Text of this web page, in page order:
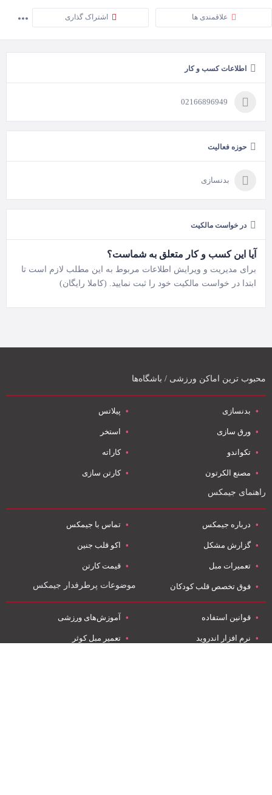
علاقمندی ها اشتراک گذاری
اطلاعات کسب و کار
02166896949
حوزه فعالیت
بدنسازی
در خواست مالکیت
آیا این کسب و کار متعلق به شماست؟
برای مدیریت و ویرایش اطلاعات مربوط به این مطلب لازم است تا
ابتدا در خواست مالکیت خود را ثبت نمایید. (کاملا رایگان)
محبوب ترین اماکن ورزشی / باشگاه‌ها
بدنسازی پیلاتس
ورق سازی استخر
تکواندو کاراته
مصنع الکرتون کارتن سازی
راهنمای جیمکس
درباره جیمکس تماس با جیمکس
گزارش مشکل اکو قلب جنین
تعمیرات مبل قیمت کارتن
فوق تخصص قلب کودکان موضوعات پرطرفدار جیمکس
قوانین استفاده آموزش‌های ورزشی
نرم افزار اندروید تعمیر مبل کوثر